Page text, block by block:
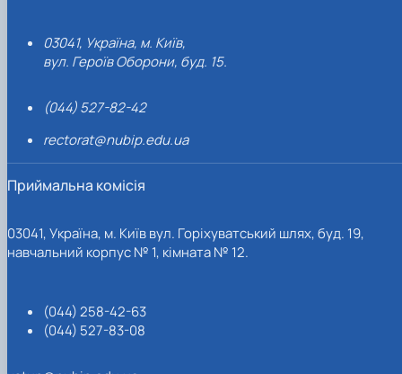
03041, Україна, м. Київ,
вул. Героїв Оборони, буд. 15.
(044) 527-82-42
rectorat@nubip.edu.ua
Приймальна комісія
03041, Україна, м. Київ вул. Горіхуватський шлях, буд. 19,
навчальний корпус № 1, кімната № 12.
(044) 258-42-63
(044) 527-83-08